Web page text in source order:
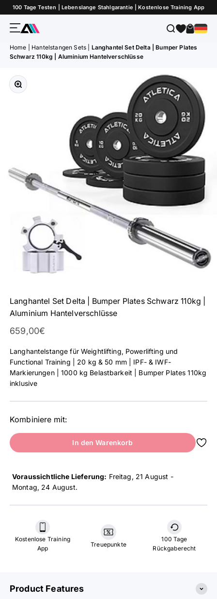
Zum Inhalt springen
100 Tage Testen | Lebenslange Stahlgarantie | Kostenlose Training App
MenüATLETICA Suche
Home Hantelstangen Sets
Langhantel Set Delta | Bumper Plates
Schwarz 110kg | Aluminium Hantelverschlüsse
Bild vergrößern
Langhantel Set Delta | Bumper Plates Schwarz 110kg |
Aluminium Hantelverschlüsse
Angebot
659,00€
Langhantelstange für Weightlifting, Powerlifting und
Functional Training | 20 kg & 50 mm | IPF- & IWF-
Markierungen | 1000 kg Belastbarkeit | Bumper Plates 110kg
inklusive
Kombiniere mit:
In den Warenkorb
Voraussichtliche Lieferung: Freitag, 21 August -
Montag, 24 August.
Kostenlose Training
App
Treuepunkte
100 Tage
Rückgaberecht
Product Features